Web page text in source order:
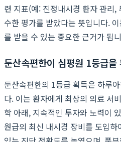
련 지표(예: 진정내시경 환자 관리,
수한 평가를 받았다는 뜻입니다.
를 받을 수 있는 중요한 근거가 됩
둔산속편한이 심평원 1등급을
둔산속편한의 1등급 획득은 하루
다. 이는 환자에게 최상의 의료 서
학 아래, 지속적인 투자와 노력이
원급의 최신 내시경 장비를 도입